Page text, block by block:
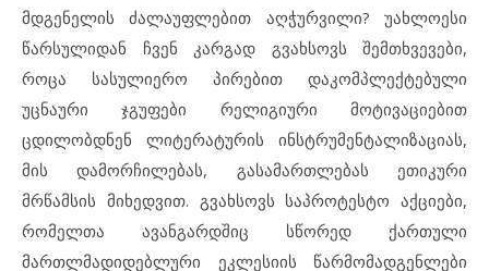
მდგენელის ძალაუფლებით აღჭურვილი? უახლოესი
წარსულიდან ჩვენ კარგად გვახსოვს შემთხვევები,
როცა სასულიერო პირებით დაკომპლექტებული
უცნაური ჯგუფები რელიგიური მოტივაციებით
ცდილობდნენ ლიტერატურის ინსტრუმენტალიზაციას,
მის დამორჩილებას, გასამართლებას ეთიკური
მრწამსის მიხედვით. გვახსოვს საპროტესტო აქციები,
რომელთა ავანგარდშიც სწორედ ქართული
მართლმადიდებლური ეკლესიის წარმომადგენლები